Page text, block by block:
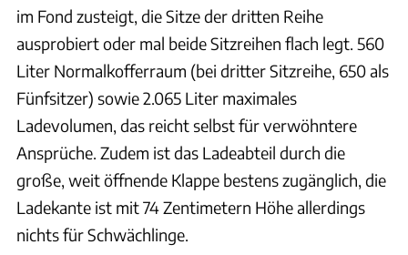
im Fond zusteigt, die Sitze der dritten Reihe
ausprobiert oder mal beide Sitzreihen flach legt. 560
Liter Normalkofferraum (bei dritter Sitzreihe, 650 als
Fünfsitzer) sowie 2.065 Liter maximales
Ladevolumen, das reicht selbst für verwöhntere
Ansprüche. Zudem ist das Ladeabteil durch die
große, weit öffnende Klappe bestens zugänglich, die
Ladekante ist mit 74 Zentimetern Höhe allerdings
nichts für Schwächlinge.